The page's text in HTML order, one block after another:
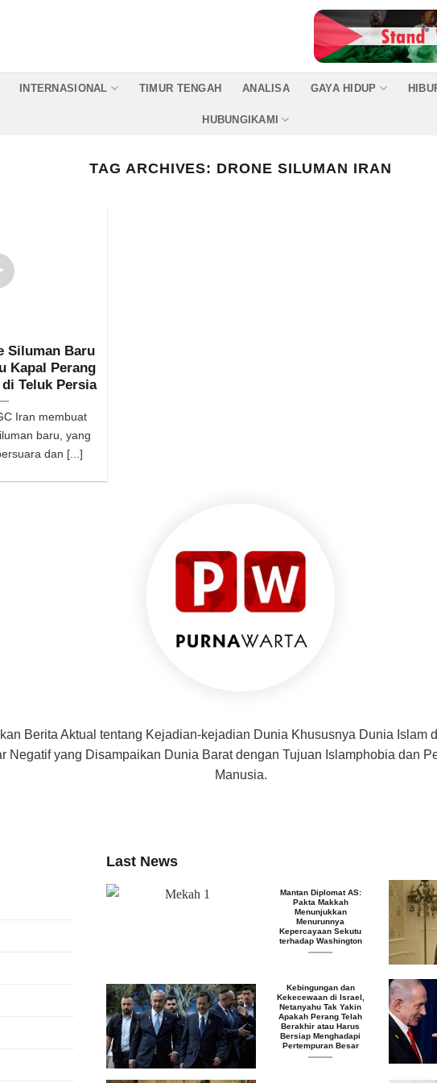
INTERNASIONAL TIMUR TENGAH ANALISA GAYA HIDUP
HUBUNGIKAMI
TAG ARCHIVES: DRONE SILUMAN IRAN
Siluman Baru
Kapal Perang
Teluk Persia
Iran membuat
baru, yang
dan [...]
Berita Aktual tentang Kejadian-kejadian Dunia Khususnya Dunia Islam
Negatif yang Disampaikan Dunia Barat dengan Tujuan Islamphobia dan
Manusia.
Last News
Mantan Diplomat AS:
Pakta Makkah
Menunjukkan
Menurunnya
Kepercayaan Sekutu
terhadap Washington
Kebingungan dan
Kekecewaan di Israel,
Netanyahu Tak Yakin
Apakah Perang Telah
Berakhir atau Harus
Bersiap Menghadapi
Pertempuran Besar